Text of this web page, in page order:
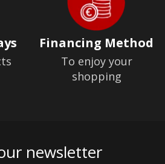
Financing Method
To enjoy your
shopping
newsletter